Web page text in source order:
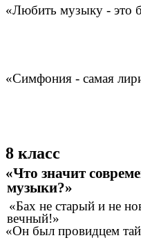
«Любить музыку - это
«Симфония - самая
8 класс
«Что значит
музыки?»
«Бах не старый и не
вечный!»
«Он был провидцем